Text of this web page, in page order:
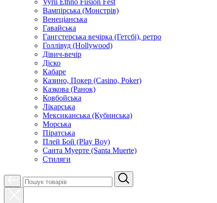
Vyrii Ethno Fusion Fest
Вампірська (Монстрів)
Венеціанська
Гавайська
Гангстерська вечірка (Гетсбі), ретро
Голлівуд (Hollywood)
Дівич-вечір
Діско
Кабаре
Казино, Покер (Casino, Poker)
Казкова (Ранок)
Ковбойська
Лікарська
Мексиканська (Кубинська)
Морська
Піратська
Плей Бой (Play Boy)
Санта Муерте (Santa Muerte)
Стиляги